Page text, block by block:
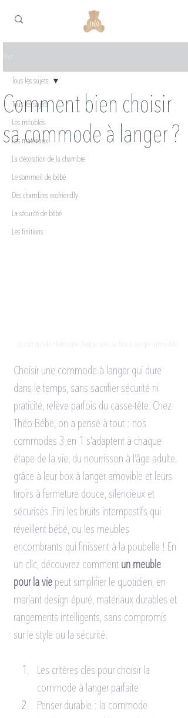
Tous les sujets
Les meubles
Les matériaux
La décoration de la chambre
Le sommeil de bébé
Des chambres ecofriendly
La sécurité de bébé
Les finitions
Tous les sujets
Comment bien choisir
sa commode à langer ?
La commode Hermione Neige avec sa box à langer amovible
Choisir une commode à langer qui dure
dans le temps, sans sacrifier sécurité ni
praticité, relève parfois du casse-tête. Chez
Théo-Bébé, on a pensé à tout : nos
commodes 3 en 1 s’adaptent à chaque
étape de la vie, du nourrisson à l’âge adulte,
grâce à leur box à langer amovible et leurs
tiroirs à fermeture douce, silencieux et
sécurisés. Fini les bruits intempestifs qui
réveillent bébé, ou les meubles
encombrants qui finissent à la poubelle ! En
un clic, découvrez comment un meuble
pour la vie peut simplifier le quotidien, en
mariant design épuré, matériaux durables et
rangements intelligents, sans compromis
sur le style ou la sécurité.
Les critères clés pour choisir la
commode à langer parfaite
Penser durable : la commode